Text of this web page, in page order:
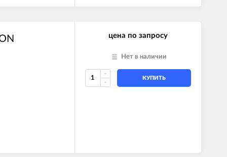
цена по запросу
Нет в наличии
КУПИТЬ